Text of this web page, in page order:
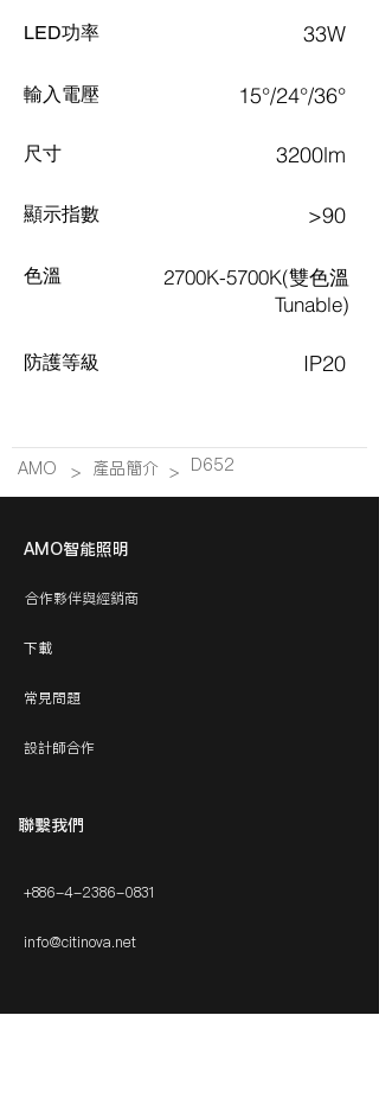
LED功率 33W
​輸入電壓 15°/24°/36°
尺寸 3200lm
顯示指數 >90
色溫
​防護等級
2700K-5700K(雙色溫
Tunable)
IP20
AMO > 產品簡介 > D652
AMO智能照明
合作夥伴與經銷商
下載
常見問題
設計師合作
​聯繫我們
+886-4-2386-0831
info@citinova.net